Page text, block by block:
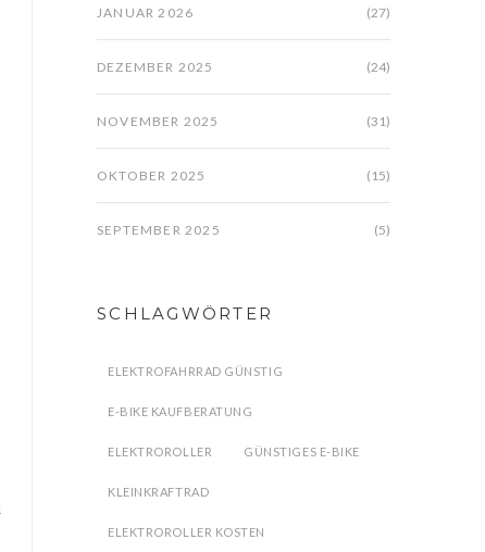
JANUAR 2026 (27)
DEZEMBER 2025 (24)
NOVEMBER 2025 (31)
OKTOBER 2025 (15)
SEPTEMBER 2025 (5)
SCHLAGWÖRTER
ELEKTROFAHRRAD GÜNSTIG
E-BIKE KAUFBERATUNG
ELEKTROROLLER GÜNSTIGES E-BIKE
KLEINKRAFTRAD
ELEKTROROLLER KOSTEN